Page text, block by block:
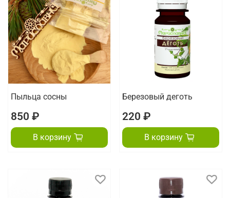
Пыльца сосны
850 ₽
В корзину
Березовый деготь
220 ₽
В корзину